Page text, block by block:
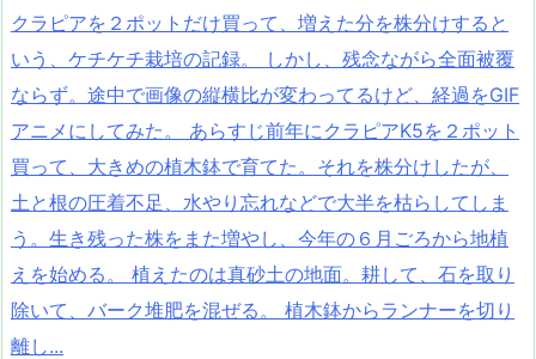
クラピアを２ポットだけ買って、増えた分を株分けすると
いう、ケチケチ栽培の記録。 しかし、残念ながら全面被覆
ならず。途中で画像の縦横比が変わってるけど、経過をGIF
アニメにしてみた。 あらすじ前年にクラピアK5を２ポット
買って、大きめの植木鉢で育てた。それを株分けしたが、
土と根の圧着不足、水やり忘れなどで大半を枯らしてしま
う。生き残った株をまた増やし、今年の６月ごろから地植
えを始める。 植えたのは真砂土の地面。耕して、石を取り
除いて、バーク堆肥を混ぜる。 植木鉢からランナーを切り
離し...